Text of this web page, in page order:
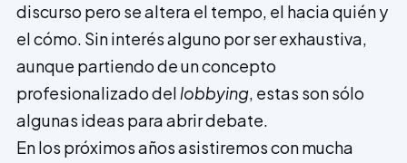
discurso pero se altera el tempo, el hacia quién y
el cómo. Sin interés alguno por ser exhaustiva,
aunque partiendo de un concepto
profesionalizado del lobbying, estas son sólo
algunas ideas para abrir debate.
En los próximos años asistiremos con mucha